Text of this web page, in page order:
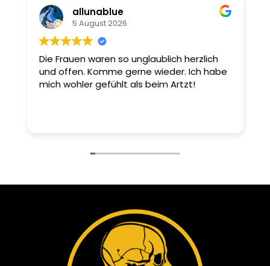
allunablue
5 August 2026
Die Frauen waren so unglaublich herzlich
und offen. Komme gerne wieder. Ich habe
mich wohler gefühlt als beim Artzt!